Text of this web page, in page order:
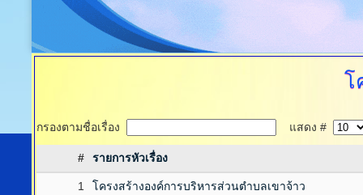
โ
กรองตามชื่อเรื่อง แสดง #
# รายการหัวเรื่อง
1 โครงสร้างองค์การบริหารส่วนตำบลเขาจ้าว